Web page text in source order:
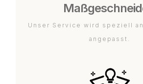
Unser Service wird speziell
angepasst.